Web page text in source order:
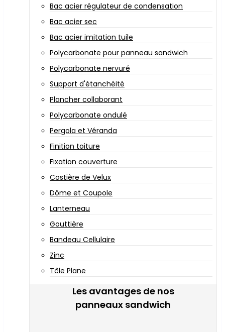
Bac acier régulateur de condensation
Bac acier sec
Bac acier imitation tuile
Polycarbonate pour panneau sandwich
Polycarbonate nervuré
Support d'étanchéité
Plancher collaborant
Polycarbonate ondulé
Pergola et Véranda
Finition toiture
Fixation couverture
Costière de Velux
Dôme et Coupole
Lanterneau
Gouttière
Bandeau Cellulaire
Zinc
Tôle Plane
Les avantages de nos
panneaux sandwich